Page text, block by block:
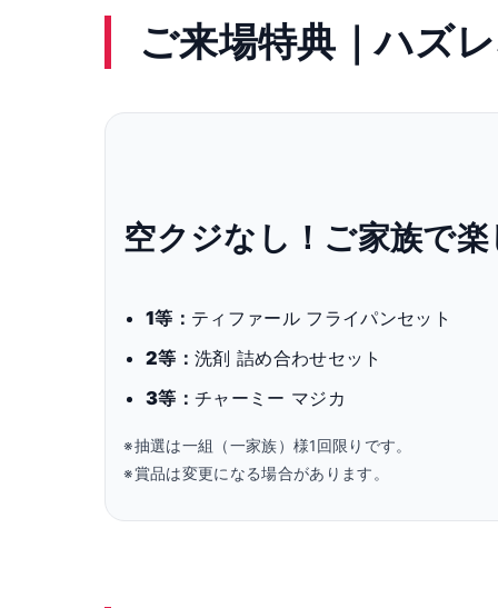
ご来場特典｜ハズ
空クジなし！ご家族で
1等： ティファール フライパンセット
2等：洗剤 詰め合わせセット
3等：チャーミー マジカ
※抽選は一組（一家族）様1回限りです。
※賞品は変更になる場合があります。